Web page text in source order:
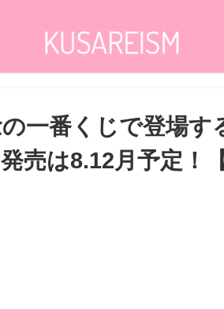
の一番くじで登場
売は8.12月予定！